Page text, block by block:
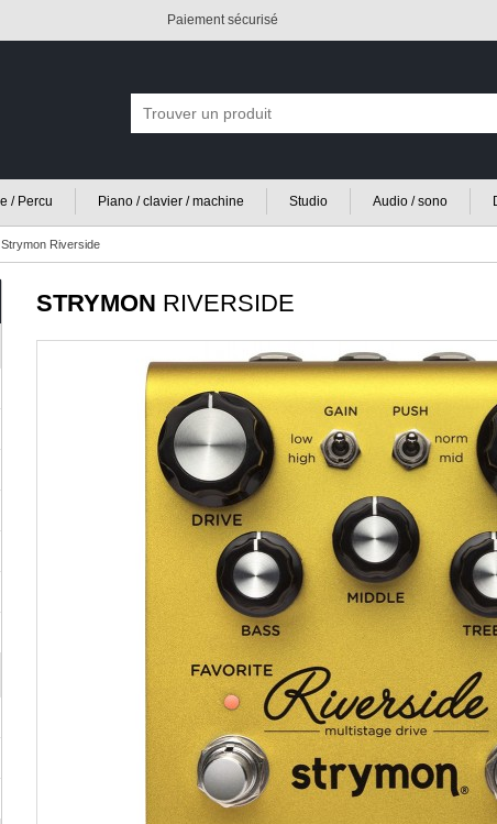
Paiement sécurisé
/ Percu Piano / clavier / machine Studio Audio / sono
Strymon Riverside
STRYMON RIVERSIDE